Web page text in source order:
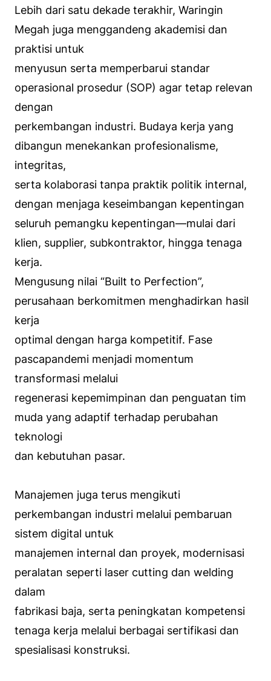
Lebih dari satu dekade terakhir, Waringin
Megah juga menggandeng akademisi dan
praktisi untuk
menyusun serta memperbarui standar
operasional prosedur (SOP) agar tetap relevan
dengan
perkembangan industri. Budaya kerja yang
dibangun menekankan profesionalisme,
integritas,
serta kolaborasi tanpa praktik politik internal,
dengan menjaga keseimbangan kepentingan
seluruh pemangku kepentingan—mulai dari
klien, supplier, subkontraktor, hingga tenaga
kerja.
Mengusung nilai “Built to Perfection”,
perusahaan berkomitmen menghadirkan hasil
kerja
optimal dengan harga kompetitif. Fase
pascapandemi menjadi momentum
transformasi melalui
regenerasi kepemimpinan dan penguatan tim
muda yang adaptif terhadap perubahan
teknologi
dan kebutuhan pasar.
Manajemen juga terus mengikuti
perkembangan industri melalui pembaruan
sistem digital untuk
manajemen internal dan proyek, modernisasi
peralatan seperti laser cutting dan welding
dalam
fabrikasi baja, serta peningkatan kompetensi
tenaga kerja melalui berbagai sertifikasi dan
spesialisasi konstruksi.